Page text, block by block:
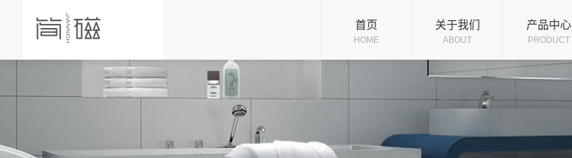
首页
HOME
关于我们
ABOUT
版权声明
产品中心
PRODUCT
五金小件